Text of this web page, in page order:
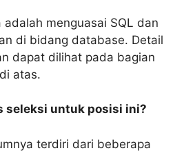
menguasai SQL dan
di bidang database. Detail
dapat dilihat pada bagian
atas.
seleksi untuk posisi ini?
terdiri dari beberapa